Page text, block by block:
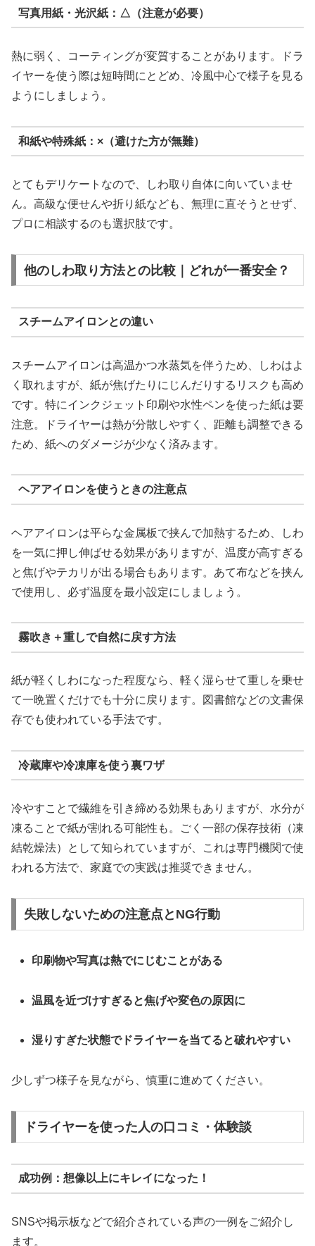
写真用紙・光沢紙：△（注意が必要）
熱に弱く、コーティングが変質することがあります。ドラ
イヤーを使う際は短時間にとどめ、冷風中心で様子を見る
ようにしましょう。
和紙や特殊紙：×（避けた方が無難）
とてもデリケートなので、しわ取り自体に向いていませ
ん。高級な便せんや折り紙なども、無理に直そうとせず、
プロに相談するのも選択肢です。
他のしわ取り方法との比較｜どれが一番安全？
スチームアイロンとの違い
スチームアイロンは高温かつ水蒸気を伴うため、しわはよ
く取れますが、紙が焦げたりにじんだりするリスクも高め
です。特にインクジェット印刷や水性ペンを使った紙は要
注意。ドライヤーは熱が分散しやすく、距離も調整できる
ため、紙へのダメージが少なく済みます。
ヘアアイロンを使うときの注意点
ヘアアイロンは平らな金属板で挟んで加熱するため、しわ
を一気に押し伸ばせる効果がありますが、温度が高すぎる
と焦げやテカリが出る場合もあります。あて布などを挟ん
で使用し、必ず温度を最小設定にしましょう。
霧吹き＋重しで自然に戻す方法
紙が軽くしわになった程度なら、軽く湿らせて重しを乗せ
て一晩置くだけでも十分に戻ります。図書館などの文書保
存でも使われている手法です。
冷蔵庫や冷凍庫を使う裏ワザ
冷やすことで繊維を引き締める効果もありますが、水分が
凍ることで紙が割れる可能性も。ごく一部の保存技術（凍
結乾燥法）として知られていますが、これは専門機関で使
われる方法で、家庭での実践は推奨できません。
失敗しないための注意点とNG行動
印刷物や写真は熱でにじむことがある
温風を近づけすぎると焦げや変色の原因に
湿りすぎた状態でドライヤーを当てると破れやすい
少しずつ様子を見ながら、慎重に進めてください。
ドライヤーを使った人の口コミ・体験談
成功例：想像以上にキレイになった！
SNSや掲示板などで紹介されている声の一例をご紹介し
ます。